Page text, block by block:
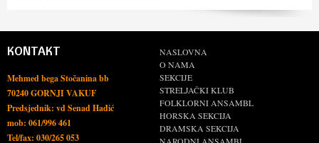
KONTAKT
Mehmed bega Stočanina bb
70240 GORNJI VAKUF
Predsjednik: vd Senad Hađić
mob: 061/996 461
Tel/fax: 030/265 053
NASLOVNA
O NAMA
SEKCIJE
STRELJAČKI KLUB
FOLKLORNI ANSAMBL
HORSKA SEKCIJA
DRAMSKA SEKCIJA